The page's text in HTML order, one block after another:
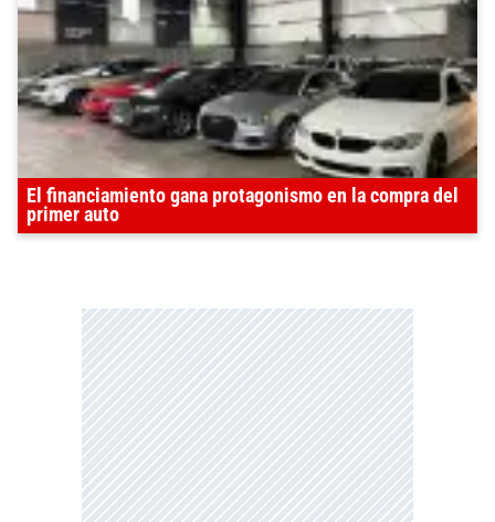
El financiamiento gana protagonismo en la compra del
primer auto